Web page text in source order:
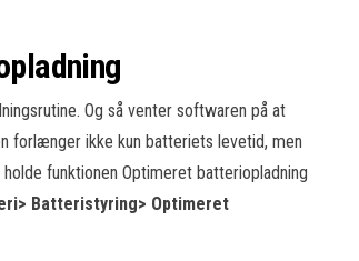
Og så venter softwaren på at
forlænger ikke kun batteriets levetid, men
funktionen Optimeret batteriopladning
Batteristyring> Optimeret